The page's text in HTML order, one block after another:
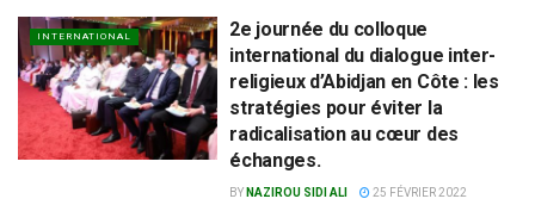
INTERNATIONAL
2e journée du colloque
international du dialogue inter-
religieux d’Abidjan en Côte : les
stratégies pour éviter la
radicalisation au cœur des
échanges.
BY NAZIROU SIDI ALI 25 FÉVRIER 2022